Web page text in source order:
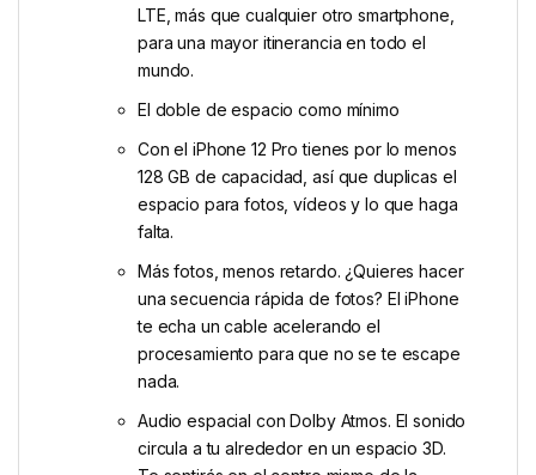
LTE, más que cualquier otro smartphone,
para una mayor itinerancia en todo el
mundo.
El doble de espacio como mínimo
Con el iPhone 12 Pro tienes por lo menos
128 GB de capacidad, así que duplicas el
espacio para fotos, vídeos y lo que haga
falta.
Más fotos, menos retardo. ¿Quieres hacer
una secuencia rápida de fotos? El iPhone
te echa un cable acelerando el
procesamiento para que no se te escape
nada.
Audio espacial con Dolby Atmos. El sonido
circula a tu alrededor en un espacio 3D.